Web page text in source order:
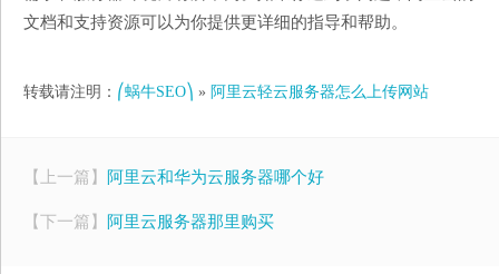
文档和支持资源可以为你提供更详细的指导和帮助。
转载请注明： ⎛蜗牛SEO⎞ » 阿里云轻云服务器怎么上传网站
【上一篇】 阿里云和华为云服务器哪个好
【下一篇】 阿里云服务器那里购买